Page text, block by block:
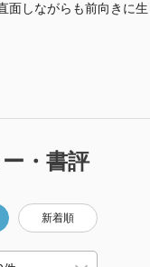
面しながらも前向きに
・書評
新着順